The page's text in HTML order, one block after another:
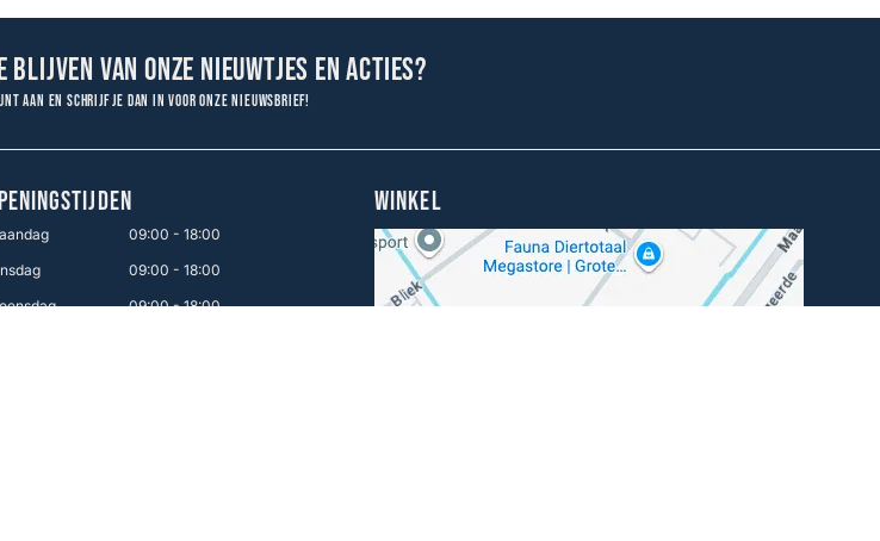
van onze nieuwtjes en acties?
aan en schrijf je dan in voor onze nieuwsbrief!
09:00 - 18:00
09:00 - 18:00
09:00 - 18:00
WINKEL